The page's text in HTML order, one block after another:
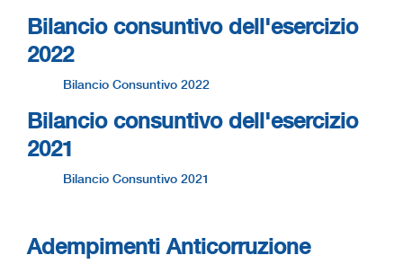
Bilancio consuntivo dell'esercizio
2022
Bilancio Consuntivo 2022
Bilancio consuntivo dell'esercizio
2021
Bilancio Consuntivo 2021
Adempimenti Anticorruzione